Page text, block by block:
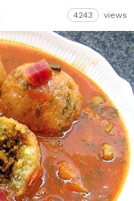
4243 views